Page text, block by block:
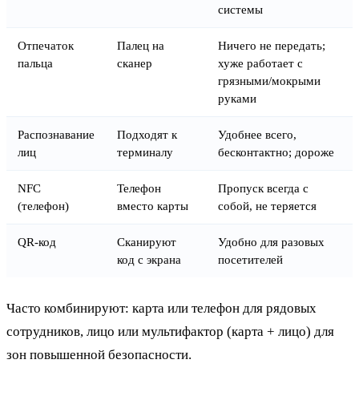
системы
Отпечаток
пальца
Палец на
сканер
Ничего не передать;
хуже работает с
грязными/мокрыми
руками
Распознавание
лиц
Подходят к
терминалу
Удобнее всего,
бесконтактно; дороже
NFC
(телефон)
Телефон
вместо карты
Пропуск всегда с
собой, не теряется
QR-код
Сканируют
код с экрана
Удобно для разовых
посетителей
Часто комбинируют: карта или телефон для рядовых
сотрудников, лицо или мультифактор (карта + лицо) для
зон повышенной безопасности.